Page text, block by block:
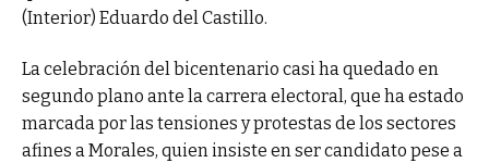
(Interior) Eduardo del Castillo.
La celebración del bicentenario casi ha quedado en
segundo plano ante la carrera electoral, que ha estado
marcada por las tensiones y protestas de los sectores
afines a Morales, quien insiste en ser candidato pese a